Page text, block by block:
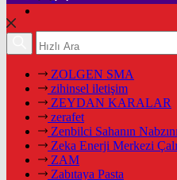
ZOLGEN SMA
zihinsel iletişim
ZEYDAN KARALAR
zerafet
Zenbilci Sahanın
Zeka Enerji Merkezi
ZAM
Zabıtaya Pasta